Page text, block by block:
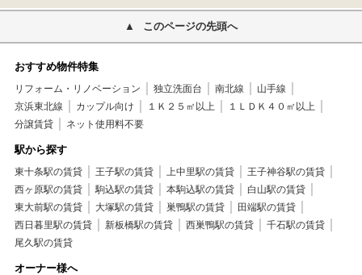
このページの先頭へ
おすすめ物件特集
リフォーム・リノベーション 独立洗面台 南北線
山手線
京浜東北線
カップル向け １Ｋ２５㎡以上
１ＬＤＫ４０㎡以上
分譲賃貸
ネット使用料不要
駅から探す
東十条駅の賃貸 王子駅の賃貸 上中里駅の賃貸
王子神谷駅の賃貸
西ヶ原駅の賃貸
駒込駅の賃貸 本駒込駅の賃貸
白山駅の賃貸
東大前駅の賃貸
大塚駅の賃貸 巣鴨駅の賃貸
田端駅の賃貸
西日暮里駅の賃貸
新板橋駅の賃貸 西巣鴨駅の賃貸
千石駅の賃貸
尾久駅の賃貸
オーナー様へ